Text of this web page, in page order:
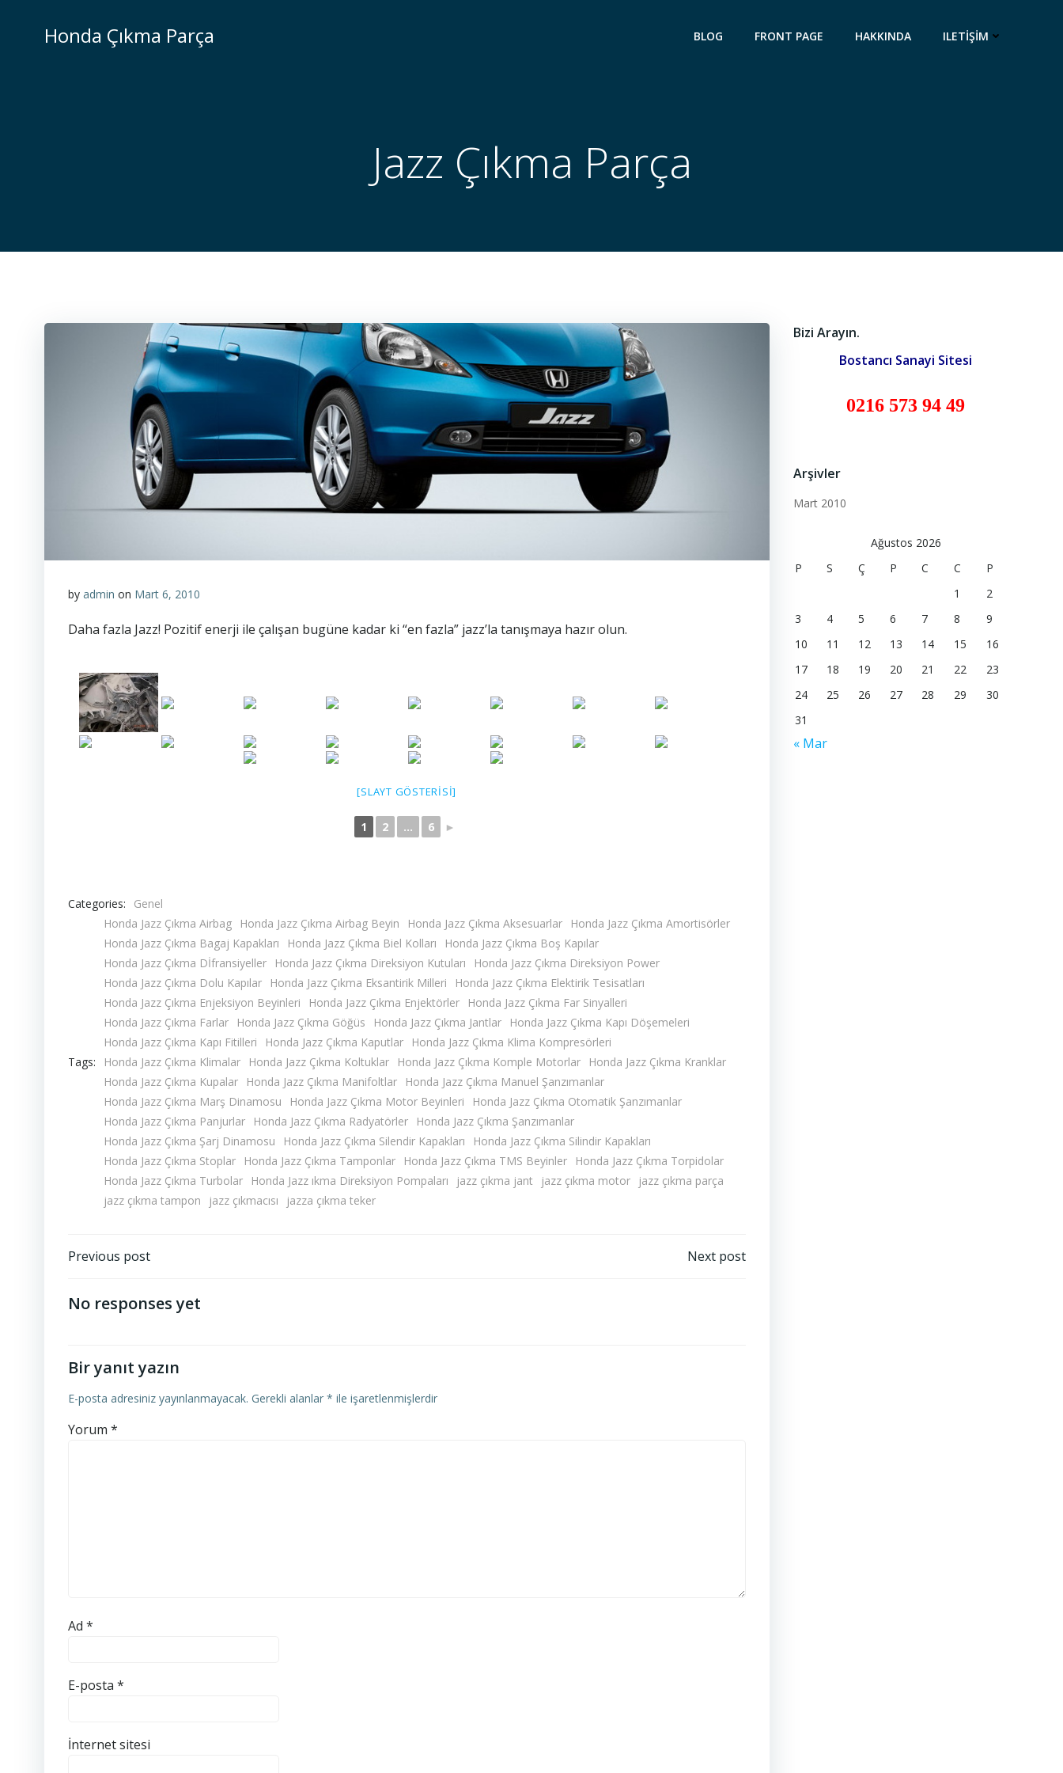
Honda Çıkma Parça BLOG FRONT PAGE HAKKINDA ILETIŞIM
Jazz Çıkma Parça
by admin on Mart 6, 2010
Daha fazla Jazz! Pozitif enerji ile çalışan bugüne kadar ki “en fazla” jazz’la tanışmaya hazır olun.
[SLAYT GÖSTERISI]
1 2 ... 6 ►
Categories: Genel
Tags:
Honda Jazz Çıkma Airbag Honda Jazz Çıkma Airbag Beyin Honda Jazz Çıkma Aksesuarlar
Honda Jazz Çıkma Amortisörler
Honda Jazz Çıkma Bagaj Kapakları
Honda Jazz Çıkma Biel Kolları
Honda Jazz Çıkma Boş Kapılar
Honda Jazz Çıkma Dİfransiyeller
Honda Jazz Çıkma Direksiyon Kutuları
Honda Jazz Çıkma Direksiyon Power
Honda Jazz Çıkma Dolu Kapılar
Honda Jazz Çıkma Eksantirik Milleri
Honda Jazz Çıkma Elektirik Tesisatları
Honda Jazz Çıkma Enjeksiyon Beyinleri
Honda Jazz Çıkma Enjektörler
Honda Jazz Çıkma Far Sinyalleri
Honda Jazz Çıkma Farlar
Honda Jazz Çıkma Göğüs Honda Jazz Çıkma Jantlar
Honda Jazz Çıkma Kapı Döşemeleri
Honda Jazz Çıkma Kapı Fitilleri
Honda Jazz Çıkma Kaputlar
Honda Jazz Çıkma Klima Kompresörleri
Honda Jazz Çıkma Klimalar
Honda Jazz Çıkma Koltuklar Honda Jazz Çıkma Komple Motorlar
Honda Jazz Çıkma Kranklar
Honda Jazz Çıkma Kupalar
Honda Jazz Çıkma Manifoltlar
Honda Jazz Çıkma Manuel Şanzımanlar
Honda Jazz Çıkma Marş Dinamosu
Honda Jazz Çıkma Motor Beyinleri
Honda Jazz Çıkma Otomatik Şanzımanlar
Honda Jazz Çıkma Panjurlar
Honda Jazz Çıkma Radyatörler
Honda Jazz Çıkma Şanzımanlar
Honda Jazz Çıkma Şarj Dinamosu
Honda Jazz Çıkma Silendir Kapakları
Honda Jazz Çıkma Silindir Kapakları
Honda Jazz Çıkma Stoplar
Honda Jazz Çıkma Tamponlar Honda Jazz Çıkma TMS Beyinler
Honda Jazz Çıkma Torpidolar
Honda Jazz Çıkma Turbolar
Honda Jazz ıkma Direksiyon Pompaları jazz çıkma jant jazz çıkma motor
jazz çıkma parça
jazz çıkma tampon
jazz çıkmacısı jazza çıkma teker
Yazı
gezinmesi
Previous post Next post
No responses yet
Bir yanıt yazın
E-posta adresiniz yayınlanmayacak. Gerekli alanlar * ile işaretlenmişlerdir
Yorum *
Ad *
E-posta *
İnternet sitesi
Bizi Arayın.
Bostancı Sanayi Sitesi
0216 573 94 49
Arşivler
Mart 2010
Ağustos 2026
P
S Ç P C C
P
1
2
3
4 5 6 7 8
9
10
11 12 13 14 15
16
17
18 19 20 21 22
23
24
25 26 27 28 29
30
31
« Mar